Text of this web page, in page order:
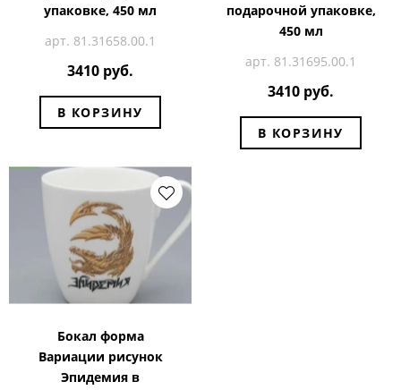
упаковке, 450 мл
арт. 81.31658.00.1
3410 руб.
В КОРЗИНУ
подарочной упаковке,
450 мл
арт. 81.31695.00.1
3410 руб.
В КОРЗИНУ
Бокал форма
Вариации рисунок
Эпидемия в